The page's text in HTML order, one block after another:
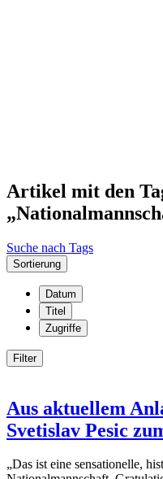
Artikel mit den
Suche nach Tags
Sortierung
Datum
Titel
Zugriffe
Filter
Aus aktuellem
Svetislav Pesic
„Das ist eine sensationelle,